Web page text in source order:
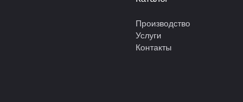
Производство
Услуги
Контакты